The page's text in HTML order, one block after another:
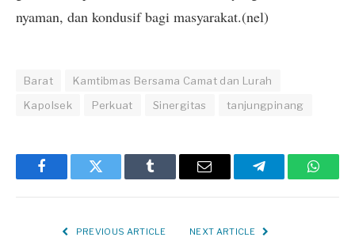
nyaman, dan kondusif bagi masyarakat.(nel)
Barat
Kamtibmas Bersama Camat dan Lurah
Kapolsek
Perkuat Sinergitas tanjungpinang
FacebookTwitter Tumblr Email Telegram
PREVIOUS ARTICLE NEXT ARTICLE